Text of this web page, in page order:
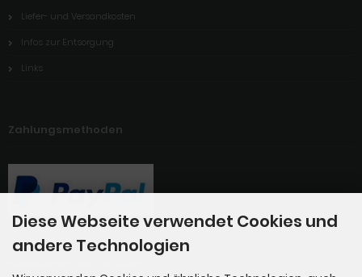
Liefer- und Versandkosten
Infos zur Entsorgung
Links
Zahlungsmethoden
Diese Webseite verwendet Cookies und
andere Technologien